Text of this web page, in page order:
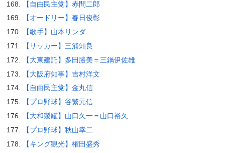
【自由民主党】赤間二郎
【オードリー】春日俊彰
【歌手】山本リンダ
【サッカー】三浦知良
【大東建託】多田勝美＝三鍋伊佐雄
【大阪府知事】吉村洋文
【自由民主党】金丸信
【プロ野球】谷繁元信
【大和製罐】山口久一＝山口裕久
【プロ野球】秋山幸二
【キング観光】権田盛秀